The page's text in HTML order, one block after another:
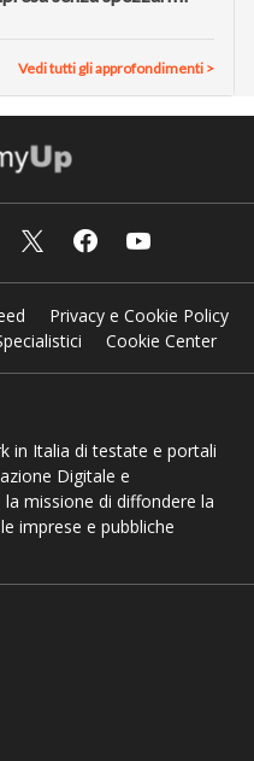
Vedi tutti gli approfondimenti >
Privacy e Cookie Policy
Cookie Center
in Italia di testate e portali
Digitale e
la missione di diffondere la
imprese e pubbliche